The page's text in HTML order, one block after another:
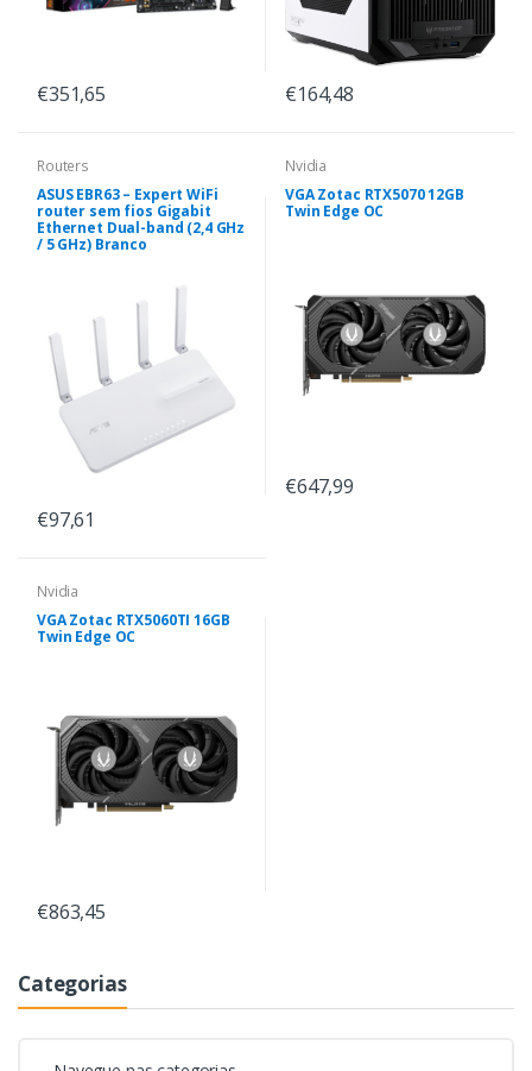
€351,65 €164,48
Routers
ASUS EBR63 – Expert WiFi
router sem fios Gigabit
Ethernet Dual-band (2,4 GHz
/ 5 GHz) Branco
€97,61
Nvidia
VGA Zotac RTX5070 12GB
Twin Edge OC
€647,99
Nvidia
VGA Zotac RTX5060TI 16GB
Twin Edge OC
€863,45
Categorias